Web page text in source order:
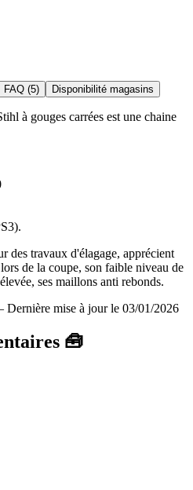
FAQ (5) Disponibilité magasins
à gouges carrées est une chaine
des travaux d'élagage, apprécient
de la coupe, son faible niveau de
ses maillons anti rebonds.
Dernière mise à jour le 03/01/2026
🧰